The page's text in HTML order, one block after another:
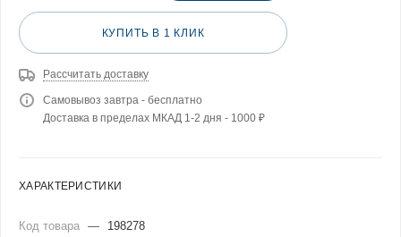
КУПИТЬ В 1 КЛИК
Рассчитать доставку
Самовывоз завтра - бесплатно
Доставка в пределах МКАД 1-2 дня - 1000 ₽
ХАРАКТЕРИСТИКИ
Код товара —
198278